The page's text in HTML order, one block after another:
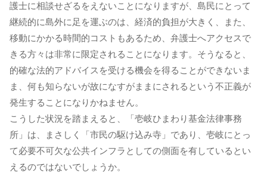
護士に相談せざるをえないことになりますが、島民にとって
継続的に島外に足を運ぶのは、経済的負担が大きく、また、
移動にかかる時間的コストもあるため、弁護士へアクセスで
きる方々は非常に限定されることになります。そうなると、
的確な法的アドバイスを受ける機会を得ることができないま
ま、何も知らないが故になすがままにされるという不正義が
発生することになりかねません。
こうした状況を踏まえると、「壱岐ひまわり基金法律事務
所」は、まさしく「市民の駆け込み寺」であり、壱岐にとっ
て必要不可欠な公共インフラとしての側面を有しているとい
えるのではないでしょうか。